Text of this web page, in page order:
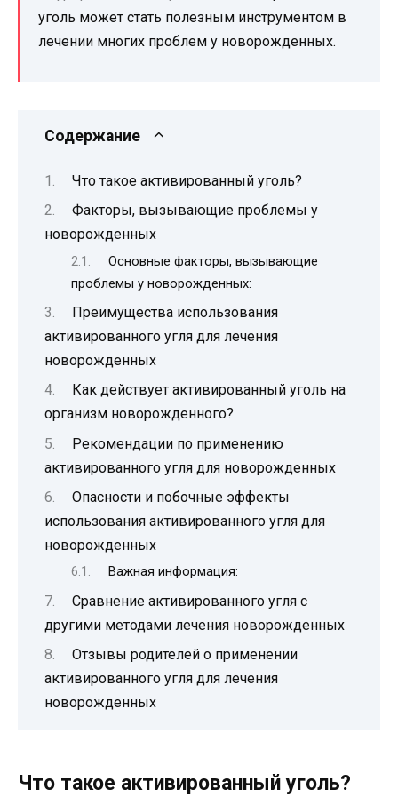
уголь может стать полезным инструментом в
лечении многих проблем у новорожденных.
Содержание
Что такое активированный уголь?
Факторы, вызывающие проблемы у
новорожденных
Основные факторы, вызывающие
проблемы у новорожденных:
Преимущества использования
активированного угля для лечения
новорожденных
Как действует активированный уголь на
организм новорожденного?
Рекомендации по применению
активированного угля для новорожденных
Опасности и побочные эффекты
использования активированного угля для
новорожденных
Важная информация:
Сравнение активированного угля с
другими методами лечения новорожденных
Отзывы родителей о применении
активированного угля для лечения
новорожденных
Что такое активированный уголь?